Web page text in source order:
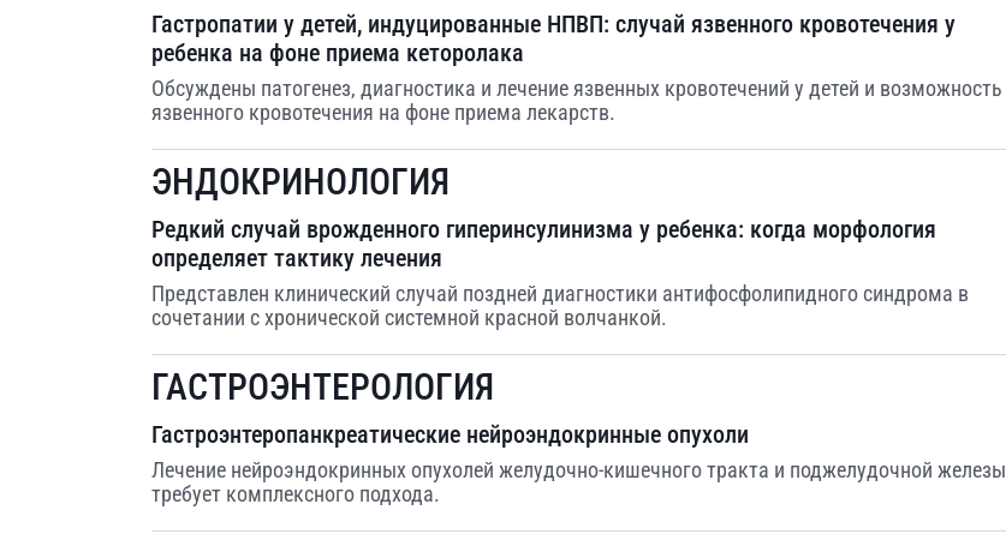
Гастропатии у детей, индуцированные НПВП: случай язвенного кровотечения у
ребенка на фоне приема кеторолака
Обсуждены патогенез, диагностика и лечение язвенных кровотечений у детей и возможность
язвенного кровотечения на фоне приема лекарств.
ЭНДОКРИНОЛОГИЯ
Редкий случай врожденного гиперинсулинизма у ребенка: когда морфология
определяет тактику лечения
Представлен клинический случай поздней диагностики антифосфолипидного синдрома в
сочетании с хронической системной красной волчанкой.
ГАСТРОЭНТЕРОЛОГИЯ
Гастроэнтеропанкреатические нейроэндокринные опухоли
Лечение нейроэндокринных опухолей желудочно-кишечного тракта и поджелудочной железы
требует комплексного подхода.